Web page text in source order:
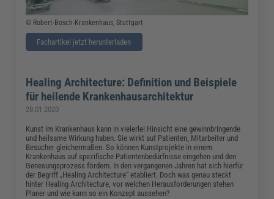
© Robert-Bosch-Krankenhaus, Stuttgart
Fachartikel jetzt herunterladen
Healing Architecture: Definition und Beispiele
für heilende Krankenhausarchitektur
28.01.2020
Kunst im Krankenhaus kann in vielerlei Hinsicht eine gewinnbringende
und heilsame Wirkung haben. Sie wirkt auf Patienten, Mitarbeiter und
Besucher gleichermaßen. So können Kunstprojekte in einem
Krankenhaus auf spezifische Patientenbedürfnisse eingehen und den
Genesungsprozess fördern. In den vergangenen Jahren hat sich hierfür
der Begriff „Healing Architecture“ etabliert. Doch was genau steckt
hinter Healing Architecture, vor welchen Herausforderungen stehen
Planer und wie kann so ein Konzept aussehen?